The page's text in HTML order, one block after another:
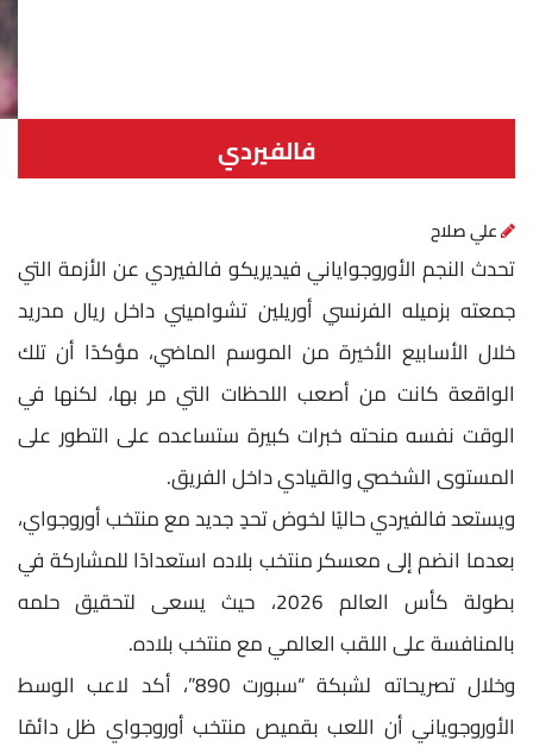
فالفيردي
علي صلاح
تحدث النجم الأوروجواياني فيديريكو فالفيردي عن الأزمة التي
جمعته بزميله الفرنسي أوريلين تشواميني داخل ريال مدريد
خلال الأسابيع الأخيرة من الموسم الماضي، مؤكدًا أن تلك
الواقعة كانت من أصعب اللحظات التي مر بها، لكنها في
الوقت نفسه منحته خبرات كبيرة ستساعده على التطور على
المستوى الشخصي والقيادي داخل الفريق.
ويستعد فالفيردي حاليًا لخوض تحدٍ جديد مع منتخب أوروجواي،
بعدما انضم إلى معسكر منتخب بلاده استعدادًا للمشاركة في
بطولة كأس العالم 2026، حيث يسعى لتحقيق حلمه
بالمنافسة على اللقب العالمي مع منتخب بلاده.
وخلال تصريحاته لشبكة “سبورت 890”، أكد لاعب الوسط
الأوروجوياني أن اللعب بقميص منتخب أوروجواي ظل دائمًا